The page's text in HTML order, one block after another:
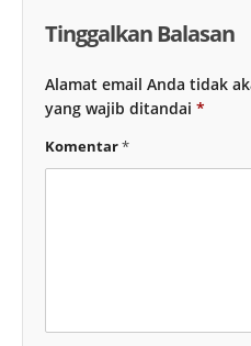
Tinggalkan Balasan
Alamat email Anda tidak
yang wajib ditandai *
Komentar*